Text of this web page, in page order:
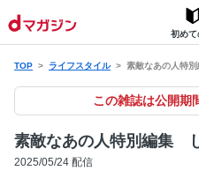
初めて
TOP ライフスタイル 素敵なあの人特
この雑誌は公開期
素敵なあの人特別編集
2025/05/24 配信